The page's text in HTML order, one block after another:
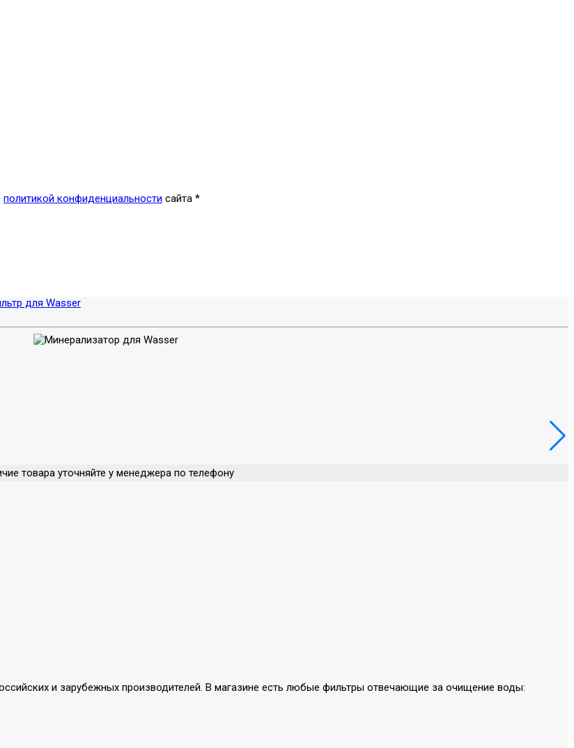
политикой конфиденциальности сайта *
для Wasser
товара уточняйте у менеджера по телефону
и зарубежных производителей. В магазине есть любые фильтры отвечающие за очищение воды: